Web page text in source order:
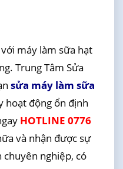
máy làm sữa hạt
Trung Tâm Sửa
sửa máy làm sữa
hoạt động ổn định
HOTLINE 0776
và nhận được sự
nghiệp, có